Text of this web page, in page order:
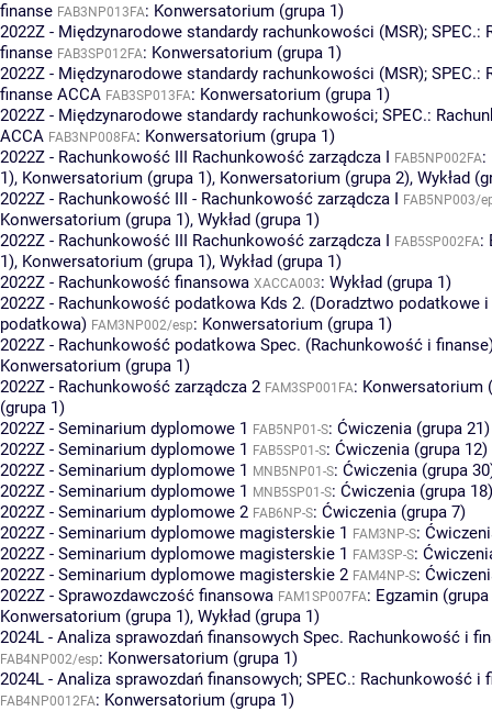
finanse FAB3NP013FA: Konwersatorium (grupa 1)
2022Z - Międzynarodowe standardy rachunkowości (MSR); SPEC.:
finanse FAB3SP012FA: Konwersatorium (grupa 1)
2022Z - Międzynarodowe standardy rachunkowości (MSR); SPEC.:
finanse ACCA FAB3SP013FA: Konwersatorium (grupa 1)
2022Z - Międzynarodowe standardy rachunkowości; SPEC.:
ACCA FAB3NP008FA: Konwersatorium (grupa 1)
2022Z - Rachunkowość III Rachunkowość zarządcza I FAB5NP002FA:
1), Konwersatorium (grupa 1), Konwersatorium (grupa 2), Wykład
2022Z - Rachunkowość III - Rachunkowość zarządcza I FAB5NP003/
Konwersatorium (grupa 1), Wykład (grupa 1)
2022Z - Rachunkowość III Rachunkowość zarządcza I FAB5SP002FA:
1), Konwersatorium (grupa 1), Wykład (grupa 1)
2022Z - Rachunkowość finansowa XACCA003: Wykład (grupa 1)
2022Z - Rachunkowość podatkowa Kds 2. (Doradztwo podatkowe
podatkowa) FAM3NP002/esp: Konwersatorium (grupa 1)
2022Z - Rachunkowość podatkowa Spec. (Rachunkowość i
Konwersatorium (grupa 1)
2022Z - Rachunkowość zarządcza 2 FAM3SP001FA: Konwersatorium
(grupa 1)
2022Z - Seminarium dyplomowe 1 FAB5NP01-S: Ćwiczenia (grupa 21)
2022Z - Seminarium dyplomowe 1 FAB5SP01-S: Ćwiczenia (grupa 12)
2022Z - Seminarium dyplomowe 1 MNB5NP01-S: Ćwiczenia (grupa
2022Z - Seminarium dyplomowe 1 MNB5SP01-S: Ćwiczenia (grupa 18)
2022Z - Seminarium dyplomowe 2 FAB6NP-S: Ćwiczenia (grupa 7)
2022Z - Seminarium dyplomowe magisterskie 1 FAM3NP-S:
2022Z - Seminarium dyplomowe magisterskie 1 FAM3SP-S:
2022Z - Seminarium dyplomowe magisterskie 2 FAM4NP-S:
2022Z - Sprawozdawczość finansowa FAM1SP007FA: Egzamin
Konwersatorium (grupa 1), Wykład (grupa 1)
2024L - Analiza sprawozdań finansowych Spec. Rachunkowość i
FAB4NP002/esp: Konwersatorium (grupa 1)
2024L - Analiza sprawozdań finansowych; SPEC.: Rachunkowość i
FAB4NP0012FA: Konwersatorium (grupa 1)